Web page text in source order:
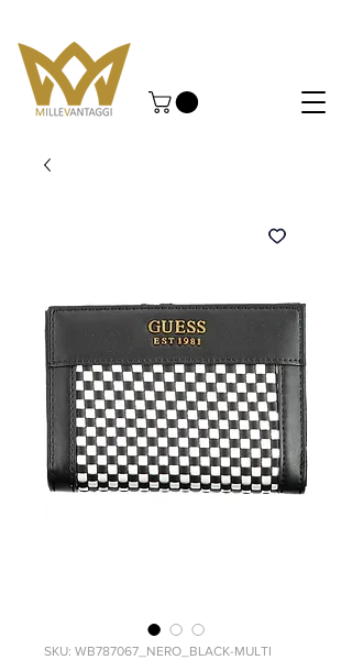
SKU: WB787067_NERO_BLACK-MULTI